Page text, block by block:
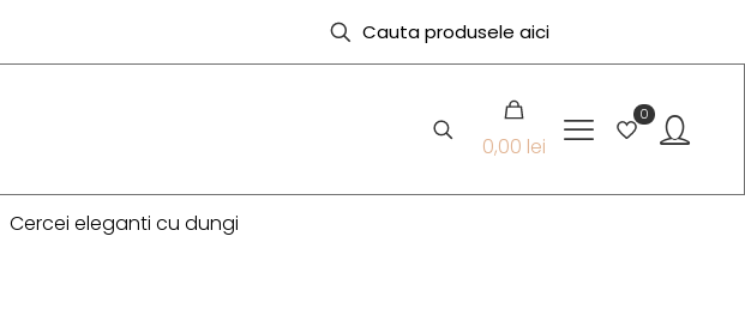
0,00 lei
0
Cercei eleganti cu dungi